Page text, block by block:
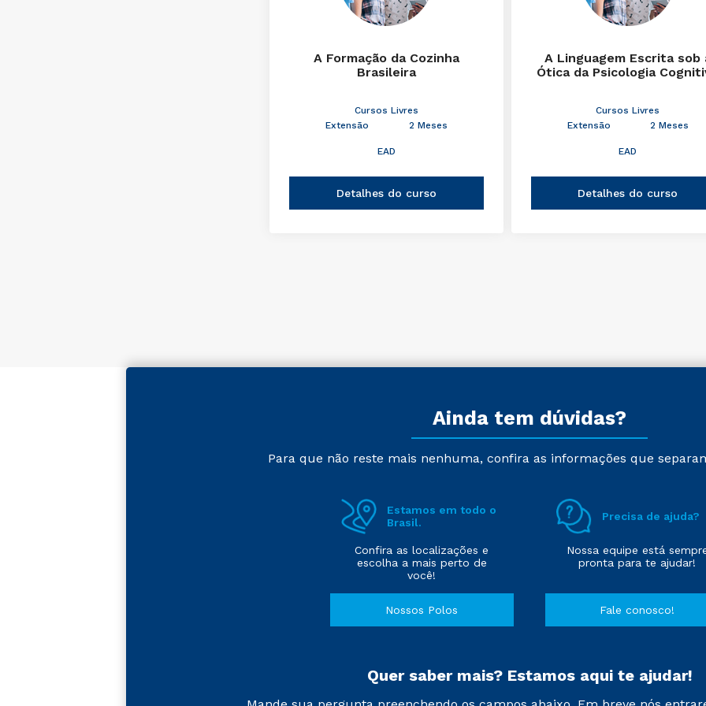
A Formação da Cozinha
Brasileira
Cursos Livres
Extensão
2 Meses
EAD
Detalhes do curso
A Linguagem Escrita sob
Ótica da Psicologia
Cursos Livres
Extensão
2 Meses
EAD
Detalhes do curso
Ainda tem dúvidas?
Para que não reste mais nenhuma, confira as informações que
Estamos em todo o
Brasil.
Confira as localizações e
escolha a mais perto de
você!
Nossos Polos
Precisa de ajuda?
Nossa equipe está
pronta para te ajudar!
Fale conosco!
Quer saber mais? Estamos aqui te ajudar!